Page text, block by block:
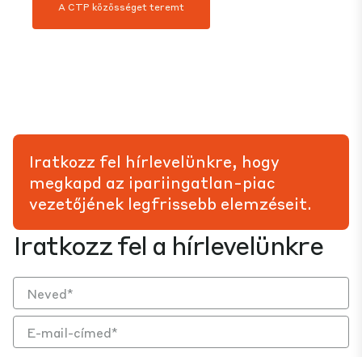
A CTP közösséget teremt
Iratkozz fel a hírlevelünkre
Iratkozz fel hírlevelünkre, hogy
megkapd az ipariingatlan-piac
vezetőjének legfrissebb elemzéseit.